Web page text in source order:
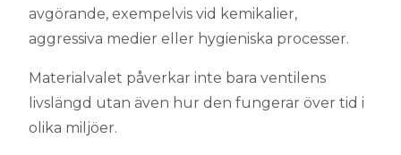
avgörande, exempelvis vid kemikalier,
aggressiva medier eller hygieniska processer.
Materialvalet påverkar inte bara ventilens
livslängd utan även hur den fungerar över tid i
olika miljöer.